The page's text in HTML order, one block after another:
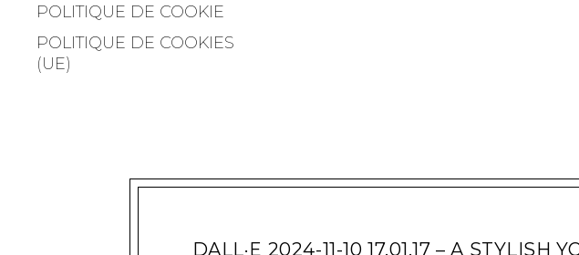
POLITIQUE DE COOKIE
POLITIQUE DE COOKIES
(UE)
DALL·E 2024-11-10 17.01.17 – A STYLISH